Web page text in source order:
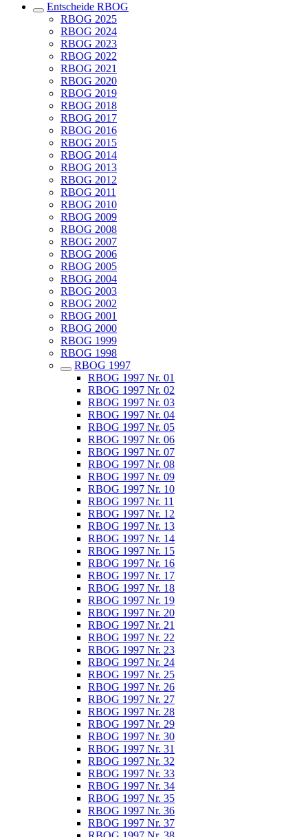
Entscheide RBOG
RBOG 2025
RBOG 2024
RBOG 2023
RBOG 2022
RBOG 2021
RBOG 2020
RBOG 2019
RBOG 2018
RBOG 2017
RBOG 2016
RBOG 2015
RBOG 2014
RBOG 2013
RBOG 2012
RBOG 2011
RBOG 2010
RBOG 2009
RBOG 2008
RBOG 2007
RBOG 2006
RBOG 2005
RBOG 2004
RBOG 2003
RBOG 2002
RBOG 2001
RBOG 2000
RBOG 1999
RBOG 1998
RBOG 1997
RBOG 1997 Nr. 01
RBOG 1997 Nr. 02
RBOG 1997 Nr. 03
RBOG 1997 Nr. 04
RBOG 1997 Nr. 05
RBOG 1997 Nr. 06
RBOG 1997 Nr. 07
RBOG 1997 Nr. 08
RBOG 1997 Nr. 09
RBOG 1997 Nr. 10
RBOG 1997 Nr. 11
RBOG 1997 Nr. 12
RBOG 1997 Nr. 13
RBOG 1997 Nr. 14
RBOG 1997 Nr. 15
RBOG 1997 Nr. 16
RBOG 1997 Nr. 17
RBOG 1997 Nr. 18
RBOG 1997 Nr. 19
RBOG 1997 Nr. 20
RBOG 1997 Nr. 21
RBOG 1997 Nr. 22
RBOG 1997 Nr. 23
RBOG 1997 Nr. 24
RBOG 1997 Nr. 25
RBOG 1997 Nr. 26
RBOG 1997 Nr. 27
RBOG 1997 Nr. 28
RBOG 1997 Nr. 29
RBOG 1997 Nr. 30
RBOG 1997 Nr. 31
RBOG 1997 Nr. 32
RBOG 1997 Nr. 33
RBOG 1997 Nr. 34
RBOG 1997 Nr. 35
RBOG 1997 Nr. 36
RBOG 1997 Nr. 37